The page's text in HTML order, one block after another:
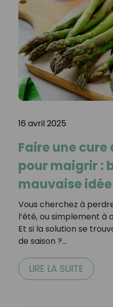
16 avril 2025
Faire une cure
pour maigrir :
mauvaise idée
Vous cherchez à
l’été, ou simplement à
Et si la solution se
de saison ?…
LIRE LA SUITE